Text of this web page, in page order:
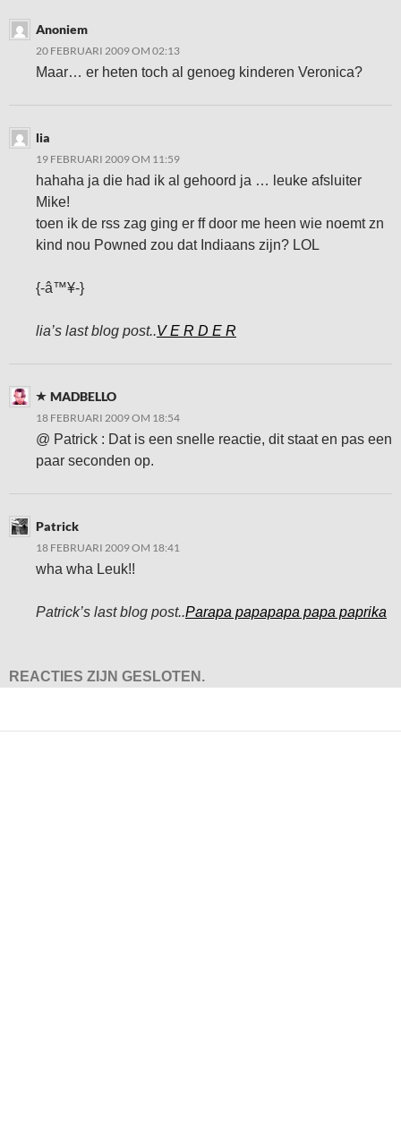
Anoniem
20 FEBRUARI 2009 OM 02:13
Maar… er heten toch al genoeg kinderen Veronica?
lia
19 FEBRUARI 2009 OM 11:59
hahaha ja die had ik al gehoord ja … leuke afsluiter
Mike!
toen ik de rss zag ging er ff door me heen wie noemt zn
kind nou Powned zou dat Indiaans zijn? LOL
{-â™¥-}
lia’s last blog post..V E R D E R
MADBELLO
18 FEBRUARI 2009 OM 18:54
@ Patrick : Dat is een snelle reactie, dit staat en pas een
paar seconden op.
Patrick
18 FEBRUARI 2009 OM 18:41
wha wha Leuk!!
Patrick’s last blog post..Parapa papapapa papa paprika
REACTIES ZIJN GESLOTEN.